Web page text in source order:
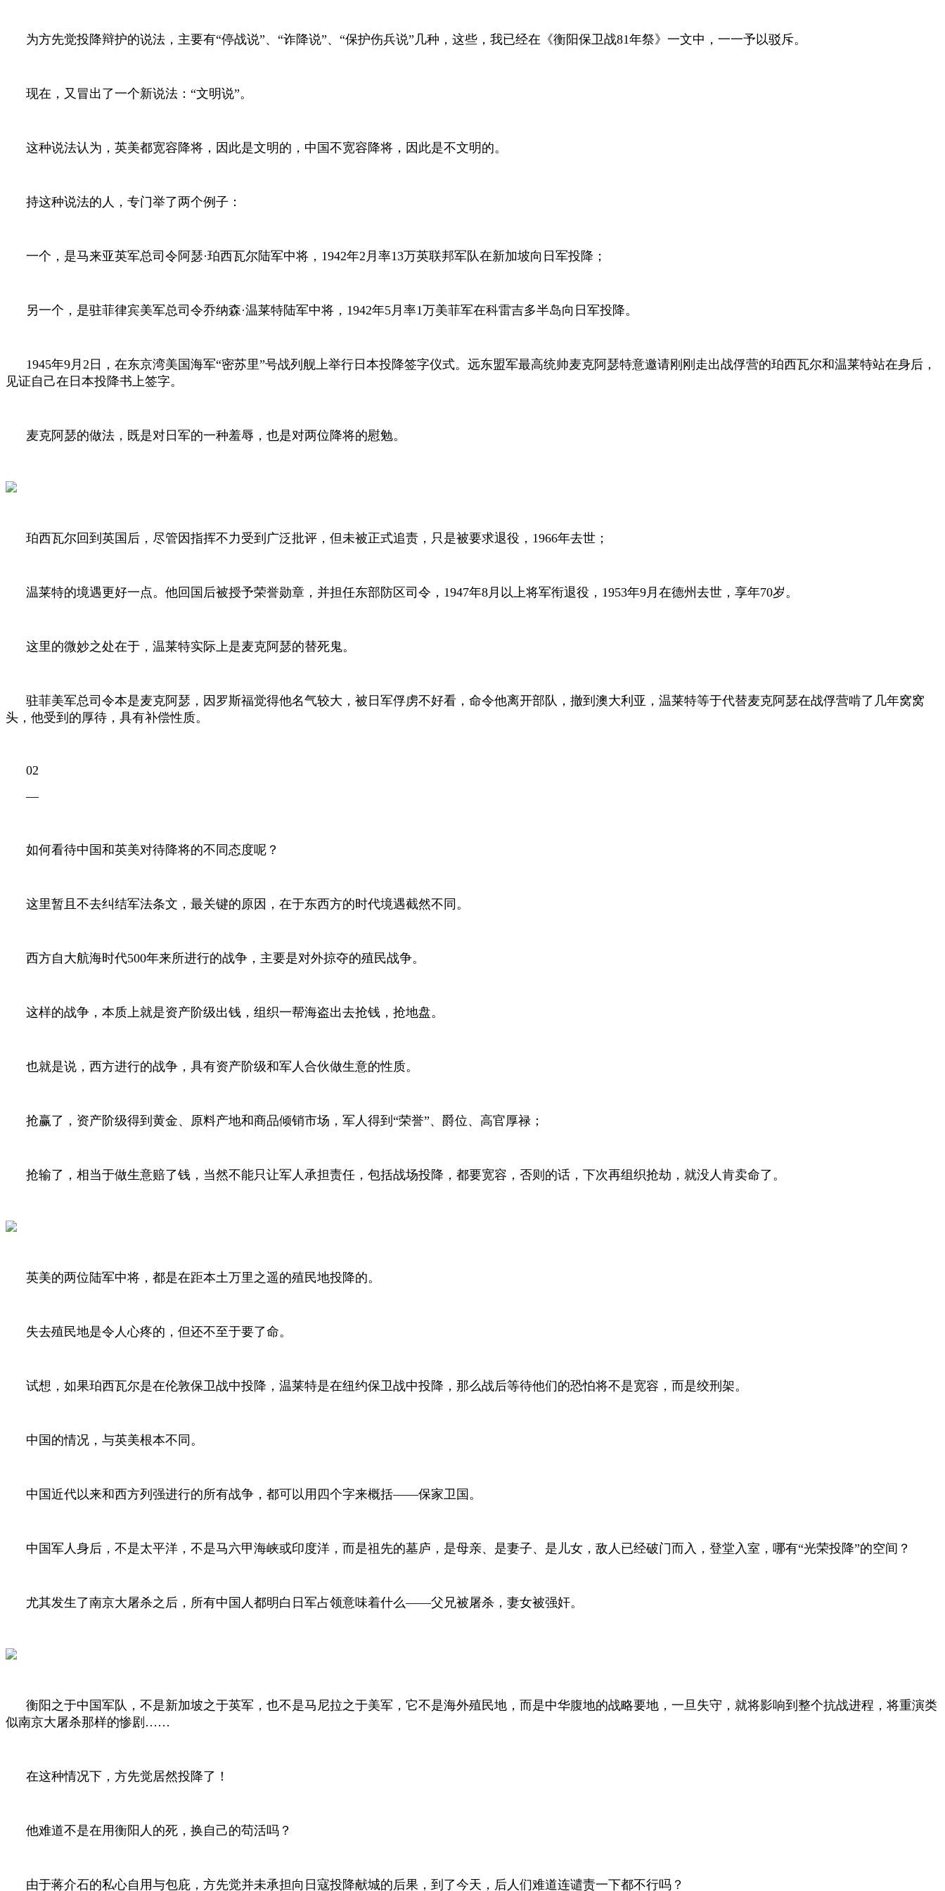
为方先觉投降辩护的说法，主要有“停战说”、“诈降说”、“保护伤兵说”几种，这些，我已经在《衡阳保卫战81年祭》一文中，一一予以驳斥。
现在，又冒出了一个新说法：“文明说”。
这种说法认为，英美都宽容降将，因此是文明的，中国不宽容降将，因此是不文明的。
持这种说法的人，专门举了两个例子：
一个，是马来亚英军总司令阿瑟·珀西瓦尔陆军中将， 1942年2 月率13万英联邦军队在新加坡向日军投降；
另一个，是驻菲律宾美军总司令乔纳森·温莱特陆军中将， 1942年5 月率1万美菲军在科雷吉多半岛向日军投降。
1945年9 月 2 日，在东京湾美国海军“密苏里”号战列舰上举行日本投降签字仪式。远东盟军最高统帅麦克阿瑟特意邀请刚刚走出战俘营的珀西瓦尔和温莱特站在身后，
见证自己在日本投降书上签字。
麦克阿瑟的做法，既是对日军的一种羞辱，也是对两位降将的慰勉。
珀西瓦尔回到英国后，尽管因指挥不力受到广泛批评，但未被正式追责，只是被要求退役， 1966年去世；
温莱特的境遇更好一点。他回国后被授予荣誉勋章，并担任东部防区司令， 1947年8 月以上将军衔退役， 1953年9 月在德州去世，享年70岁。
这里的微妙之处在于，温莱特实际上是麦克阿瑟的替死鬼。
驻菲美军总司令本是麦克阿瑟，因罗斯福觉得他名气较大，被日军俘虏不好看，命令他离开部队，撤到澳大利亚，温莱特等于代替麦克阿瑟在战俘营啃了几年窝窝
头，他受到的厚待，具有补偿性质。
02
—
如何看待中国和英美对待降将的不同态度呢？
这里暂且不去纠结军法条文，最关键的原因，在于东西方的时代境遇截然不同。
西方自大航海时代500年来所进行的战争，主要是对外掠夺的殖民战争。
这样的战争，本质上就是资产阶级出钱，组织一帮海盗出去抢钱，抢地盘。
也就是说，西方进行的战争，具有资产阶级和军人合伙做生意的性质。
抢赢了，资产阶级得到黄金、原料产地和商品倾销市场，军人得到“荣誉”、爵位、高官厚禄；
抢输了，相当于做生意赔了钱，当然不能只让军人承担责任，包括战场投降，都要宽容，否则的话，下次再组织抢劫，就没人肯卖命了。
英美的两位陆军中将，都是在距本土万里之遥的殖民地投降的。
失去殖民地是令人心疼的，但还不至于要了命。
试想，如果珀西瓦尔是在伦敦保卫战中投降，温莱特是在纽约保卫战中投降，那么战后等待他们的恐怕将不是宽容，而是绞刑架。
中国的情况，与英美根本不同。
中国近代以来和西方列强进行的所有战争，都可以用四个字来概括——保家卫国。
中国军人身后，不是太平洋，不是马六甲海峡或印度洋，而是祖先的墓庐，是母亲、是妻子、是儿女，敌人已经破门而入，登堂入室，哪有“光荣投降”的空间？
尤其发生了南京大屠杀之后，所有中国人都明白日军占领意味着什么——父兄被屠杀，妻女被强奸。
衡阳之于中国军队，不是新加坡之于英军，也不是马尼拉之于美军，它不是海外殖民地，而是中华腹地的战略要地，一旦失守，就将影响到整个抗战进程，将重演类
似南京大屠杀那样的惨剧……
在这种情况下，方先觉居然投降了！
他难道不是在用衡阳人的死，换自己的苟活吗？
由于蒋介石的私心自用与包庇，方先觉并未承担向日寇投降献城的后果，到了今天，后人们难道连谴责一下都不行吗？